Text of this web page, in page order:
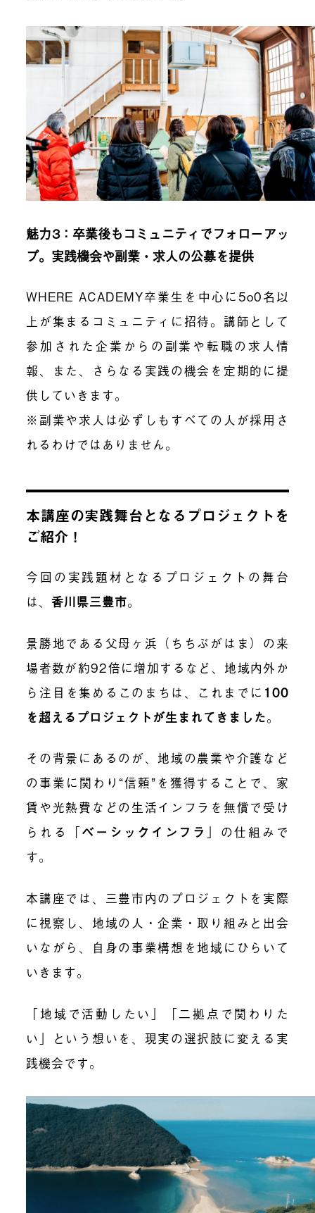
魅力3：卒業後もコミュニティでフォローアッ
プ。実践機会や副業・求人の公募を提供
WHERE ACADEMY卒業生を中心に5o0名以
上が集まるコミュニティに招待。講師として
参加された企業からの副業や転職の求人情
報、また、さらなる実践の機会を定期的に提
供していきます。
※副業や求人は必ずしもすべての人が採用さ
れるわけではありません。
本講座の実践舞台となるプロジェクトを
ご紹介！
今回の実践題材となるプロジェクトの舞台
は、香川県三豊市。
景勝地である父母ヶ浜（ちちぶがはま）の来
場者数が約92倍に増加するなど、地域内外か
ら注目を集めるこのまちは、これまでに 100
を超えるプロジェクトが生まれてきました。
その背景にあるのが、地域の農業や介護など
の事業に関わり“信頼”を獲得することで、家
賃や光熱費などの生活インフラを無償で受け
られる「ベーシックインフラ 」の仕組みで
す。
本講座では、三豊市内のプロジェクトを実際
に視察し、地域の人・企業・取り組みと出会
いながら、自身の事業構想を地域にひらいて
いきます。
「地域で活動したい」「二拠点で関わりた
い」という想いを、現実の選択肢に変える実
践機会です。